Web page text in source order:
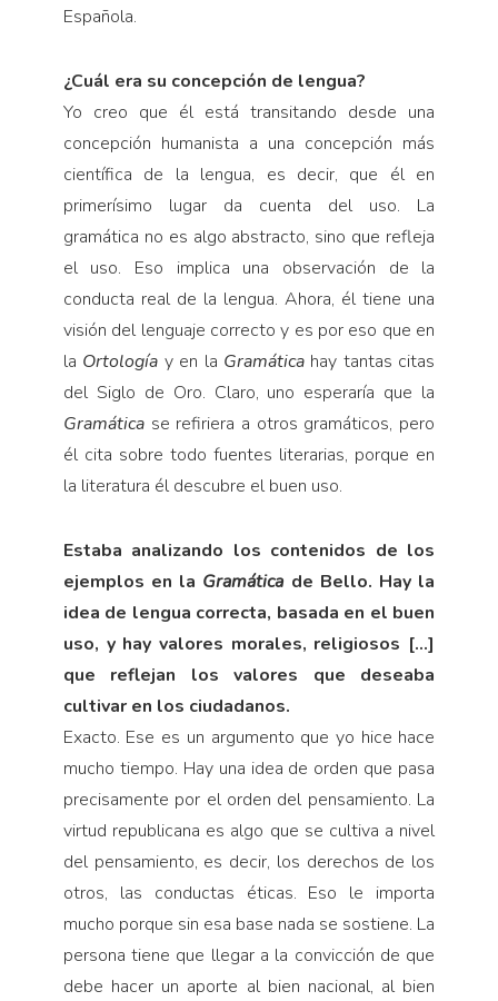
Española.
¿Cuál era su concepción de lengua?
Yo creo que él está transitando desde una
concepción humanista a una concepción más
científica de la lengua, es decir, que él en
primerísimo lugar da cuenta del uso. La
gramática no es algo abstracto, sino que refleja
el uso. Eso implica una observación de la
conducta real de la lengua. Ahora, él tiene una
visión del lenguaje correcto y es por eso que en
la Ortología y en la Gramáticahay tantas citas
del Siglo de Oro. Claro, uno esperaría que la
Gramáticase refiriera a otros gramáticos, pero
él cita sobre todo fuentes literarias, porque en
la literatura él descubre el buen uso.
Estaba analizando los contenidos de los
ejemplos en la Gramática de Bello. Hay la
idea de lengua correcta, basada en el buen
uso, y hay valores morales, religiosos […]
que reflejan los valores que deseaba
cultivar en los ciudadanos.
Exacto. Ese es un argumento que yo hice hace
mucho tiempo. Hay una idea de orden que pasa
precisamente por el orden del pensamiento. La
virtud republicana es algo que se cultiva a nivel
del pensamiento, es decir, los derechos de los
otros, las conductas éticas. Eso le importa
mucho porque sin esa base nada se sostiene. La
persona tiene que llegar a la convicción de que
debe hacer un aporte al bien nacional, al bien